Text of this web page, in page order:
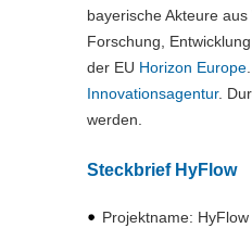
bayerische Akteure
Forschung,
der EU Horizon Europe
Innovationsagentur.
werden.
Steckbrief HyFlow
Projektname: